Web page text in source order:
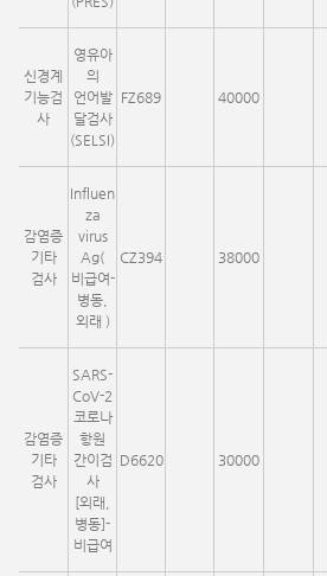
신경계
기능검
사
영유아
의
언어발
달검사
(SELSI)
FZ689 40000
감염증
기타
검사
Influen
za
virus
Ag(
비급여-
병동,
외래 )
CZ394 38000
감염증
기타
검사
SARS-
CoV-2
코로나
항원
간이검
사
[외래,
병동]-
비급여
D6620 30000